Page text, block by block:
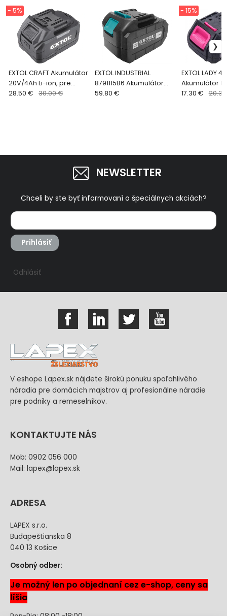
EXTOL CRAFT Akumulátor
20V/4Ah Li-ion, pre
40245X, indikátor stavu
- 5%
28.50 € 30.00 €
EXTOL INDUSTRIAL
8791115B6 Akumulátor
18V / 6Ah, pre 8791115,
59.80 €
EXTOL LADY
Akumulátor
ion, pre
- 15%
17.30 €
NEWSLETTER
Chceli by ste byť informovaní o špeciálnych akciách?
Prihlásiť
Odhlásiť
V eshope Lapex.sk nájdete širokú ponuku spoľahlivého
náradia pre domácich majstrov aj profesionálne náradie
pre podniky a remeselníkov.
KONTAKTUJTE NÁS
Mob: 0902 056 000
Mail: lapex@lapex.sk
ADRESA
LAPEX s.r.o.
Budapeštianska 8
040 13 Košice
Osobný odber:
Je možný len po objednaní cez e-shop, ceny sa
líšia